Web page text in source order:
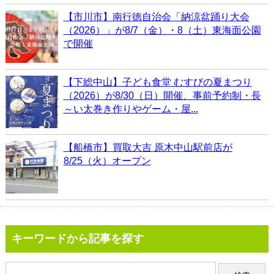
【市川市】南行徳自治会「納涼盆踊り大会
（2026）」が8/7（金）・8（土）東海面公園
で開催
【下総中山】子ども食堂 むすびの夏まつり
（2026）が8/30（日）開催、事前予約制・長
～い太巻き作りやゲーム・屋...
【船橋市】買取大吉 原木中山駅前店が
8/25（火）オープン
キーワードから記事を探す